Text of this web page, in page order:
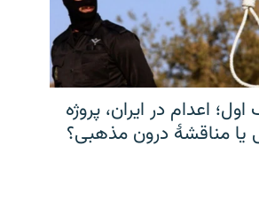
اول؛ اعدام در ایران، پروژه
مناقشهٔ درون مذهبی؟